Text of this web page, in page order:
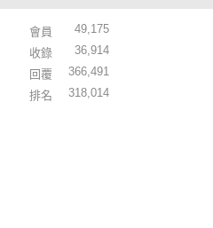
會員
49,175
收錄
36,914
回覆
366,491
排名
318,014